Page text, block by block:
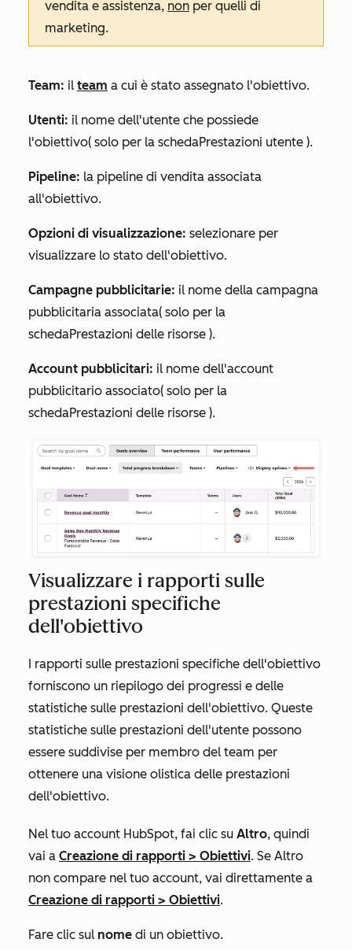
vendita e assistenza, non per quelli di
marketing.
Team: il team a cui è stato assegnato l'obiettivo.
Utenti: il nome dell'utente che possiede
l'obiettivo( solo per la schedaPrestazioni utente ).
Pipeline: la pipeline di vendita associata
all'obiettivo.
Opzioni di visualizzazione: selezionare per
visualizzare lo stato dell'obiettivo.
Campagne pubblicitarie: il nome della campagna
pubblicitaria associata( solo per la
schedaPrestazioni delle risorse ).
Account pubblicitari: il nome dell'account
pubblicitario associato( solo per la
schedaPrestazioni delle risorse ).
Visualizzare i rapporti sulle
prestazioni specifiche
dell'obiettivo
I rapporti sulle prestazioni specifiche dell'obiettivo
forniscono un riepilogo dei progressi e delle
statistiche sulle prestazioni dell'obiettivo. Queste
statistiche sulle prestazioni dell'utente possono
essere suddivise per membro del team per
ottenere una visione olistica delle prestazioni
dell'obiettivo.
Nel tuo account HubSpot, fai clic su Altro, quindi
vai a Creazione di rapporti > Obiettivi. Se Altro
non compare nel tuo account, vai direttamente a
Creazione di rapporti > Obiettivi.
Fare clic sul nome di un obiettivo.